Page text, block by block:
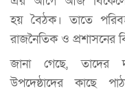
হয় বৈঠক। তাতে
রাজনৈতিক ও প্রশাসনের
জানা গেছে, তাদের
উপদেষ্ঠাদের কাছে